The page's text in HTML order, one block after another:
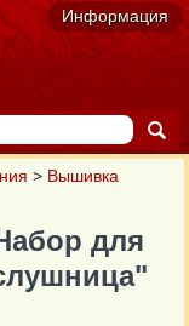
Информация
> Вышивка
для